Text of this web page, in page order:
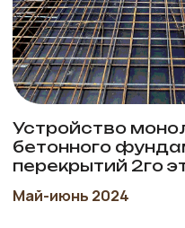
Устройство монолитного
бетонного фундамента и
перекрытий 2го этажа
Май-июнь 2024